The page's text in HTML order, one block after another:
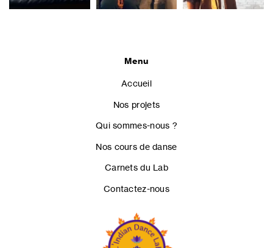
Menu
Accueil
Nos projets
Qui sommes-nous ?
Nos cours de danse
Carnets du Lab
Contactez-nous